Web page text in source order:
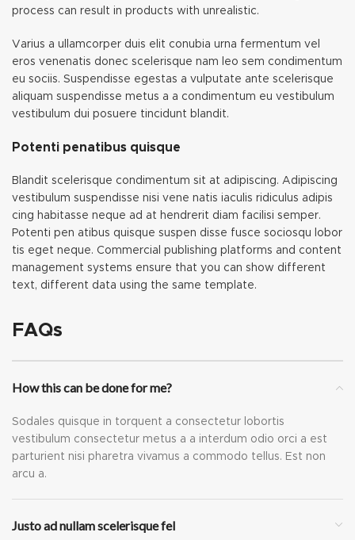
process can result in products with unrealistic.
Varius a ullamcorper duis elit conubia urna fermentum vel
eros venenatis donec scelerisque nam leo sem condimentum
eu sociis. Suspendisse egestas a vulputate ante scelerisque
aliquam suspendisse metus a a condimentum eu vestibulum
vestibulum dui posuere tincidunt blandit.
Potenti penatibus quisque
Blandit scelerisque condimentum sit at adipiscing. Adipiscing
vestibulum suspendisse nisi vene natis iaculis ridiculus adipis
cing habitasse neque ad at hendrerit diam facilisi semper.
Potenti pen atibus quisque suspen disse fusce sociosqu lobor
tis eget neque. Commercial publishing platforms and content
management systems ensure that you can show different
text, different data using the same template.
FAQs
How this can be done for me?
Sodales quisque in torquent a consectetur lobortis
vestibulum consectetur metus a a interdum odio orci a est
parturient nisi pharetra vivamus a commodo tellus. Est non
arcu a.
Justo ad nullam scelerisque fel